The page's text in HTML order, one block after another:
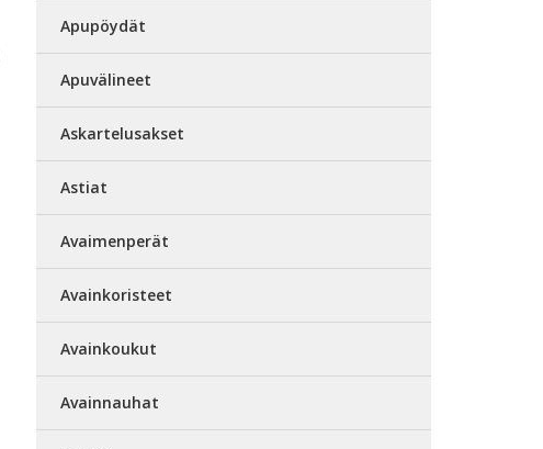
Apupöydät
Apuvälineet
Askartelusakset
Astiat
Avaimenperät
Avainkoristeet
Avainkoukut
Avainnauhat